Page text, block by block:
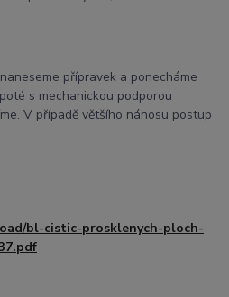
přípravek a ponecháme
s mechanickou podporou
V případě většího nánosu postup
bl-cistic-prosklenych-ploch-